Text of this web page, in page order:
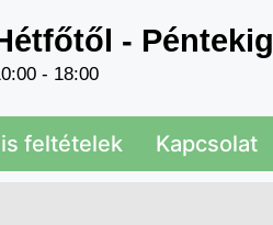
- Péntekig
- 18:00
feltételek Kapcsolat